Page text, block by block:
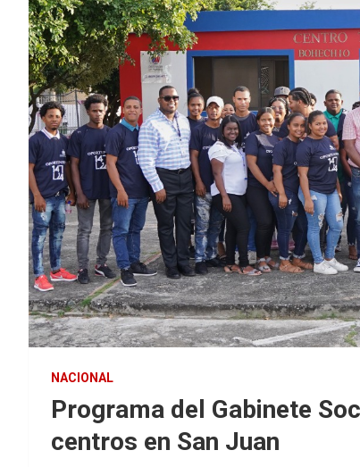
NACIONAL
Programa del Gabinete
centros en San Juan